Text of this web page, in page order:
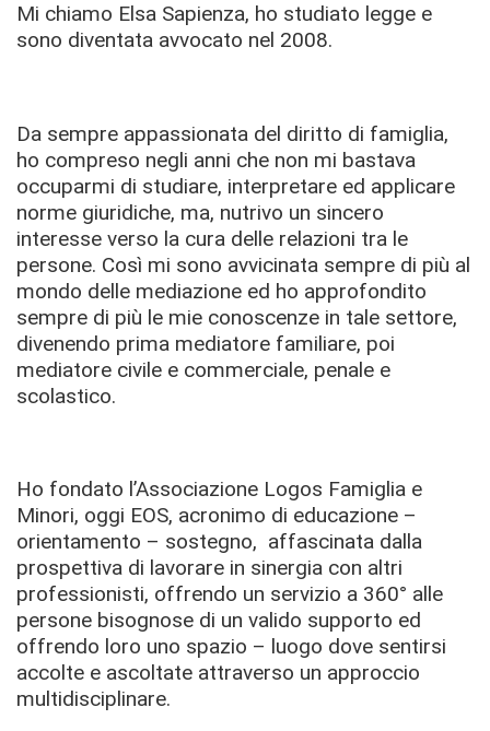
Mi chiamo Elsa Sapienza, ho studiato legge e
sono diventata avvocato nel 2008.
Da sempre appassionata del diritto di famiglia,
ho compreso negli anni che non mi bastava
occuparmi di studiare, interpretare ed applicare
norme giuridiche, ma, nutrivo un sincero
interesse verso la cura delle relazioni tra le
persone. Così mi sono avvicinata sempre di più al
mondo delle mediazione ed ho approfondito
sempre di più le mie conoscenze in tale settore,
divenendo prima mediatore familiare, poi
mediatore civile e commerciale, penale e
scolastico.
Ho fondato l’Associazione Logos Famiglia e
Minori, oggi EOS, acronimo di educazione –
orientamento – sostegno, affascinata dalla
prospettiva di lavorare in sinergia con altri
professionisti, offrendo un servizio a 360° alle
persone bisognose di un valido supporto ed
offrendo loro uno spazio – luogo dove sentirsi
accolte e ascoltate attraverso un approccio
multidisciplinare.